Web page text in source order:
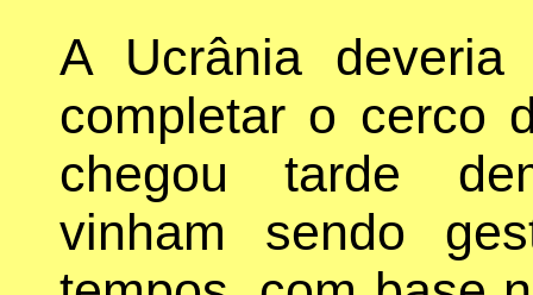
A Ucrânia
completar o cerco
chegou tarde
vinham sendo